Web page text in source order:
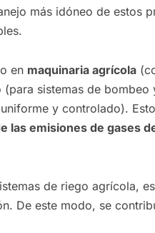
más idóneo de estos
en maquinaria agrícola
sistemas de bombeo
y controlado).
las emisiones de gases
de riego agrícola,
De este modo, se